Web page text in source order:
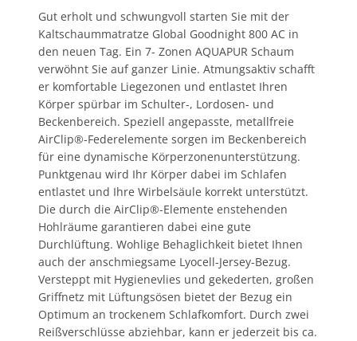
Gut erholt und schwungvoll starten Sie mit der
Kaltschaummatratze Global Goodnight 800 AC in
den neuen Tag. Ein 7- Zonen AQUAPUR Schaum
verwöhnt Sie auf ganzer Linie. Atmungsaktiv schafft
er komfortable Liegezonen und entlastet Ihren
Körper spürbar im Schulter-, Lordosen- und
Beckenbereich. Speziell angepasste, metallfreie
AirClip®-Federelemente sorgen im Beckenbereich
für eine dynamische Körperzonenunterstützung.
Punktgenau wird Ihr Körper dabei im Schlafen
entlastet und Ihre Wirbelsäule korrekt unterstützt.
Die durch die AirClip®-Elemente enstehenden
Hohlräume garantieren dabei eine gute
Durchlüftung. Wohlige Behaglichkeit bietet Ihnen
auch der anschmiegsame Lyocell-Jersey-Bezug.
Versteppt mit Hygienevlies und gekederten, großen
Griffnetz mit Lüftungsösen bietet der Bezug ein
Optimum an trockenem Schlafkomfort. Durch zwei
Reißverschlüsse abziehbar, kann er jederzeit bis ca.